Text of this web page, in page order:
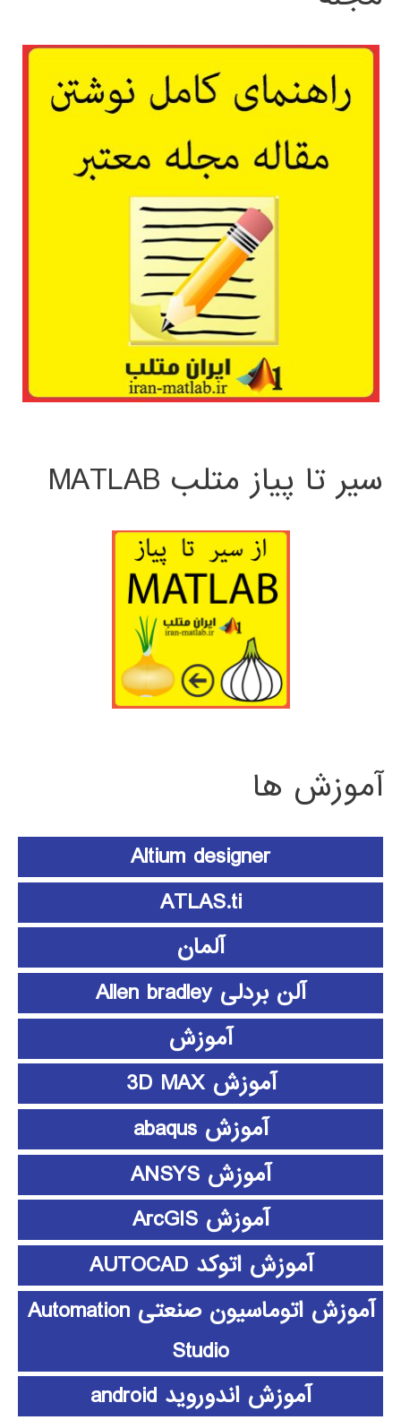
سیر تا پیاز متلب MATLAB
آموزش ها
Altium designer
ATLAS.ti
آلمان
آلن بردلی Allen bradley
آموزش
آموزش 3D MAX
آموزش abaqus
آموزش ANSYS
آموزش ArcGIS
آموزش اتوکد AUTOCAD
آموزش اتوماسیون صنعتی Automation
Studio
آموزش اندوروید android